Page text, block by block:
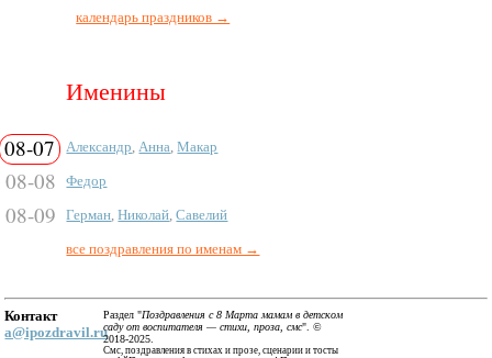
календарь праздников →
Именины
08-07 Александр Анна ,Макар
08-08 Федор
08-09 Герман ,Николай ,Савелий
все поздравления по именам →
Контакт
a@ipozdravil.ru
Раздел "Поздравления с 8 Марта мамам в детском
саду от воспитателя — стихи, проза, смс". ©
2018-2025.
Смс, поздравления в стихах и прозе, сценарии и тосты